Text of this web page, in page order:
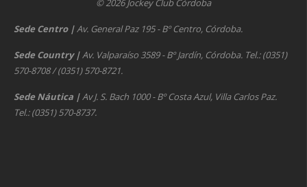
© 2026 Jockey Club Córdoba
Sede Centro |Av. General Paz 195 - Bº Centro, Córdoba.
Sede Country |Av. Valparaíso 3589 - Bº Jardín, Córdoba. Tel.: (0351)
570-8708 / (0351) 570-8721.
Sede Náutica |Av J. S. Bach 1000 - Bº Costa Azul, Villa Carlos Paz.
Tel.: (0351) 570-8737.